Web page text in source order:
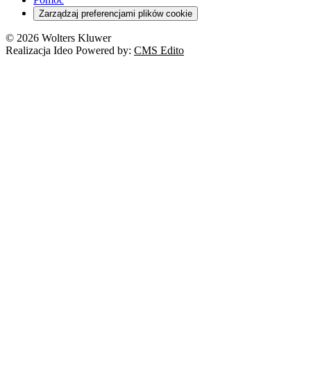
Zarządzaj preferencjami plików cookie
© 2026 Wolters Kluwer
Realizacja Ideo Powered by: CMS Edito